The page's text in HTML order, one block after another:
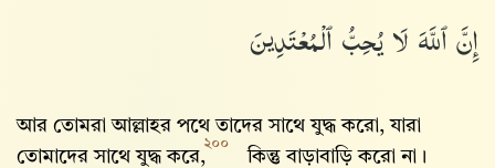
إِنَّ ٱللَّهَ لَا يُحِبُّ ٱلْمُعْتَدِينَ
আর তোমরা আল্লাহর পথে তাদের সাথে যুদ্ধ করো, যারা
তোমাদের সাথে যুদ্ধ করে,
২০০
কিন্তু বাড়াবাড়ি করো না।